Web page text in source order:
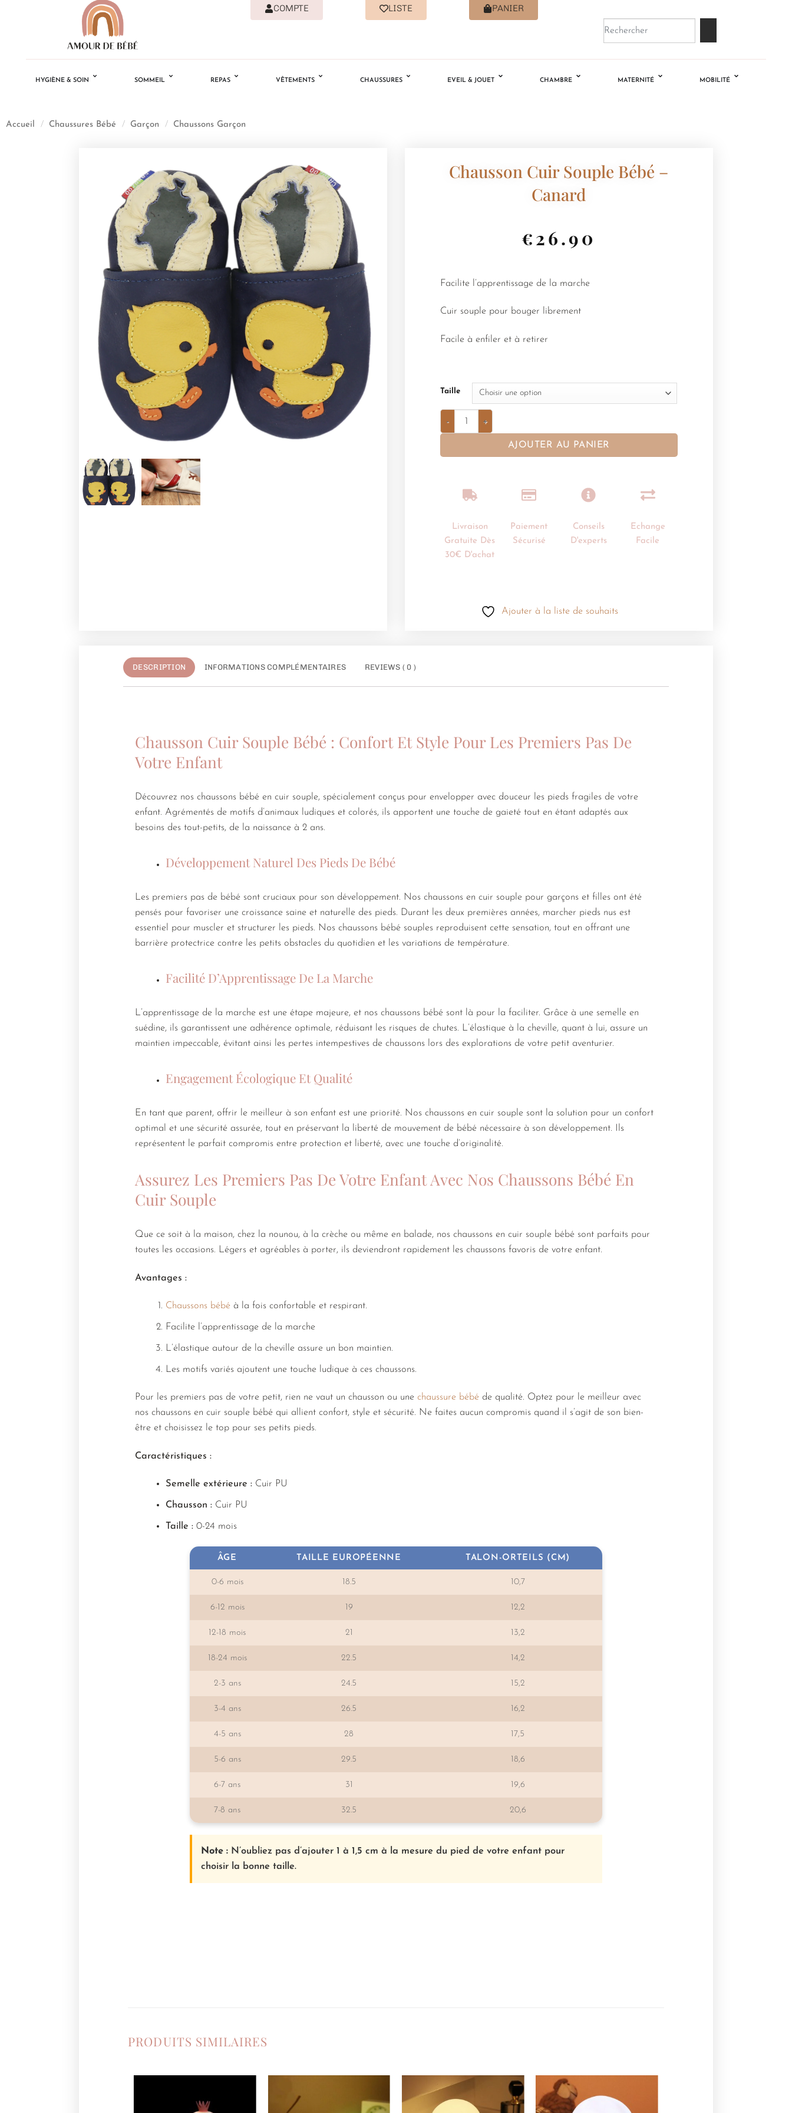
COMPTE LISTE PANIER
HYGIÈNE & SOIN SOMMEIL REPAS VÊTEMENTS CHAUSSURES EVEIL & JOUET CHAMBRE MATERNITÉ MOBILITÉ
Accueil / Chaussures Bébé / Garçon / Chaussons Garçon
Chausson Cuir Souple Bébé –
Canard
€26.90
Facilite l’apprentissage de la marche
Cuir souple pour bouger librement
Facile à enfiler et à retirer
Taille
AJOUTER AU PANIER
Livraison
Gratuite Dès
30€ D'achat
Paiement
Sécurisé
Conseils
D'experts
Echange
Facile
Ajouter à la liste de souhaits
DESCRIPTION INFORMATIONS COMPLÉMENTAIRES REVIEWS ( 0 )
Chausson Cuir Souple Bébé : Confort Et Style Pour Les Premiers Pas De
Votre Enfant
Découvrez nos chaussons bébé en cuir souple, spécialement conçus pour envelopper avec douceur les pieds fragiles de votre
enfant. Agrémentés de motifs d’animaux ludiques et colorés, ils apportent une touche de gaieté tout en étant adaptés aux
besoins des tout-petits, de la naissance à 2 ans.
Développement Naturel Des Pieds De Bébé
Les premiers pas de bébé sont cruciaux pour son développement. Nos chaussons en cuir souple pour garçons et filles ont été
pensés pour favoriser une croissance saine et naturelle des pieds. Durant les deux premières années, marcher pieds nus est
essentiel pour muscler et structurer les pieds. Nos chaussons bébé souples reproduisent cette sensation, tout en offrant une
barrière protectrice contre les petits obstacles du quotidien et les variations de température.
Facilité D’Apprentissage De La Marche
L’apprentissage de la marche est une étape majeure, et nos chaussons bébé sont là pour la faciliter. Grâce à une semelle en
suédine, ils garantissent une adhérence optimale, réduisant les risques de chutes. L’élastique à la cheville, quant à lui, assure un
maintien impeccable, évitant ainsi les pertes intempestives de chaussons lors des explorations de votre petit aventurier.
Engagement Écologique Et Qualité
En tant que parent, offrir le meilleur à son enfant est une priorité. Nos chaussons en cuir souple sont la solution pour un confort
optimal et une sécurité assurée, tout en préservant la liberté de mouvement de bébé nécessaire à son développement. Ils
représentent le parfait compromis entre protection et liberté, avec une touche d’originalité.
Assurez Les Premiers Pas De Votre Enfant Avec Nos Chaussons Bébé En
Cuir Souple
Que ce soit à la maison, chez la nounou, à la crèche ou même en balade, nos chaussons en cuir souple bébé sont parfaits pour
toutes les occasions. Légers et agréables à porter, ils deviendront rapidement les chaussons favoris de votre enfant.
Avantages :
Chaussons bébéà la fois confortable et respirant.
Facilite l’apprentissage de la marche
L’élastique autour de la cheville assure un bon maintien.
Les motifs variés ajoutent une touche ludique à ces chaussons.
Pour les premiers pas de votre petit, rien ne vaut un chausson ou une chaussure bébé de qualité. Optez pour le meilleur avec
nos chaussons en cuir souple bébé qui allient confort, style et sécurité. Ne faites aucun compromis quand il s’agit de son bien-
être et choisissez le top pour ses petits pieds.
Caractéristiques :
Semelle extérieure :Cuir PU
Chausson :Cuir PU
Taille :0-24 mois
ÂGE TAILLE EUROPÉENNE TALON-ORTEILS (CM)
0-6 mois 18.5 10,7
6-12 mois 19 12,2
12-18 mois 21 13,2
18-24 mois 22.5 14,2
2-3 ans 24.5 15,2
3-4 ans 26.5 16,2
4-5 ans 28 17,5
5-6 ans 29.5 18,6
6-7 ans 31 19,6
7-8 ans 32.5 20,6
Note : N’oubliez pas d’ajouter 1 à 1,5 cm à la mesure du pied de votre enfant pour
choisir la bonne taille.
PRODUITS SIMILAIRES
Ajouter Ajouter Ajouter